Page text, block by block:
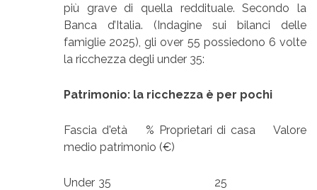
più grave di quella reddituale. Secondo la
Banca d’Italia. (Indagine sui bilanci delle
famiglie 2025), gli over 55 possiedono 6 volte
la ricchezza degli under 35:
Patrimonio: la ricchezza è per pochi
Fascia d'età % Proprietari di casa Valore
medio patrimonio (€)
Under 35 25